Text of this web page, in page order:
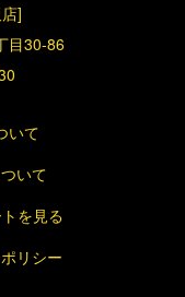
]
目30-86
いて
いて
を見る
リシー